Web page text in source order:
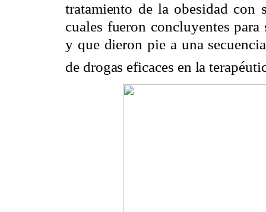
tratamiento de la obesidad con
cuales fueron concluyentes
y que dieron pie a una
de drogas eficaces en la